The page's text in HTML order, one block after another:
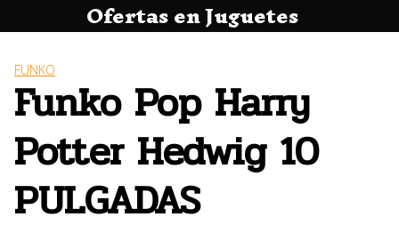
al
Ofertas en Juguetes
FUNKO
Funko Pop Harry
Potter Hedwig 10
PULGADAS